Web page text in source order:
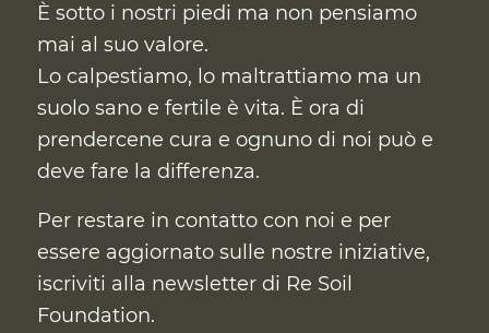
È sotto i nostri piedi ma non pensiamo
mai al suo valore.
Lo calpestiamo, lo maltrattiamo ma un
suolo sano e fertile è vita. È ora di
prendercene cura e ognuno di noi può e
deve fare la differenza.
Per restare in contatto con noi e per
essere aggiornato sulle nostre iniziative,
iscriviti alla newsletter di Re Soil
Foundation.